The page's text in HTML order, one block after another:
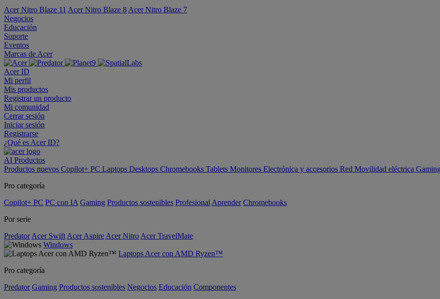
Acer Nitro Blaze 11 Acer Nitro Blaze 8 Acer Nitro Blaze 7
Negocios
Educación
Soporte
Eventos
Marcas de Acer
Acer ID
Mi perfil
Mis productos
Registrar un producto
Mi comunidad
Cerrar sesión
Iniciar sesión
Registrarse
¿Qué es Acer ID?
AI Productos
Productos nuevos Copilot+ PC Laptops Desktops Chromebooks Tablets Monitores Electrónica y accesorios Red Movilidad eléctrica
Pro categoría
Copilot+ PC PC con IA Gaming Productos sostenibles Profesional Aprender Chromebooks
Por serie
Predator Acer Swift Acer Aspire Acer Nitro Acer TravelMate
Windows
Laptops Acer con AMD Ryzen™
Pro categoría
Predator Gaming Productos sostenibles Negocios Educación Componentes